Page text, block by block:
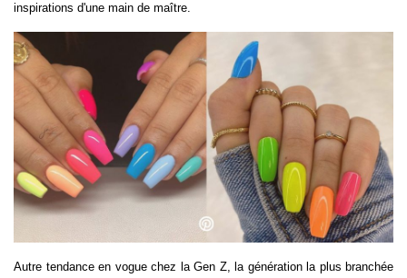
inspirations d'une main de maître.
Autre tendance en vogue chez la Gen Z, la génération la plus branchée